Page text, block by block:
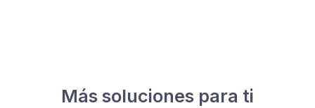
Más soluciones para ti